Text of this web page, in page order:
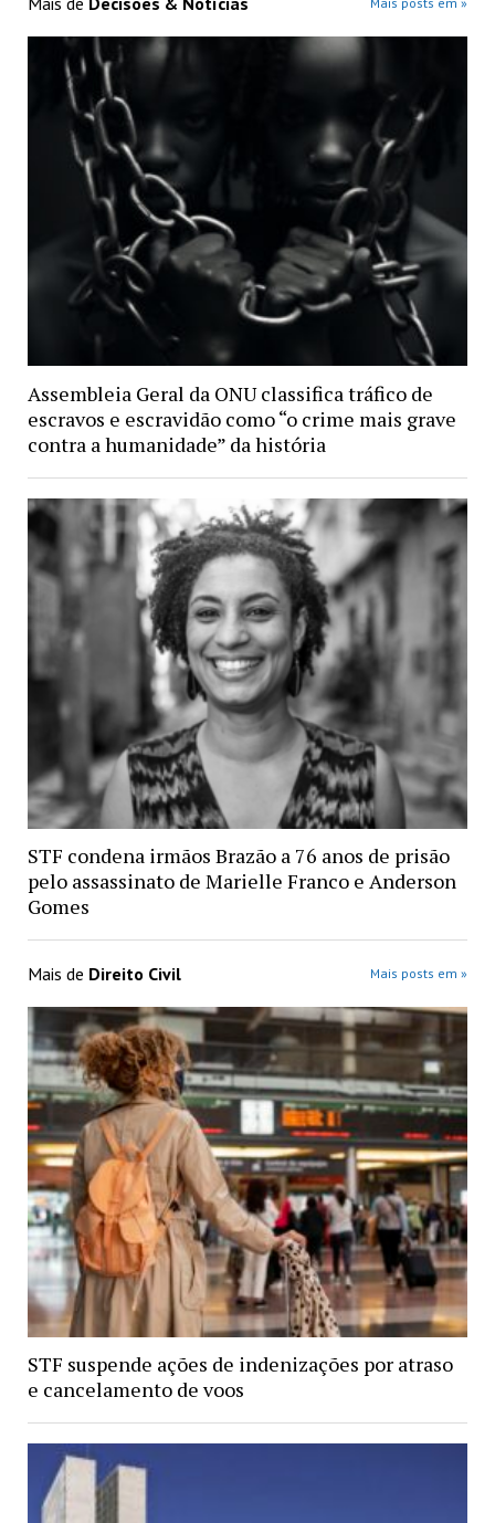
Assembleia Geral da ONU classifica tráfico de
escravos e escravidão como “o crime mais grave
contra a humanidade” da história
STF condena irmãos Brazão a 76 anos de prisão
pelo assassinato de Marielle Franco e Anderson
Gomes
Mais de Direito Civil Mais posts em »
STF suspende ações de indenizações por atraso
e cancelamento de voos